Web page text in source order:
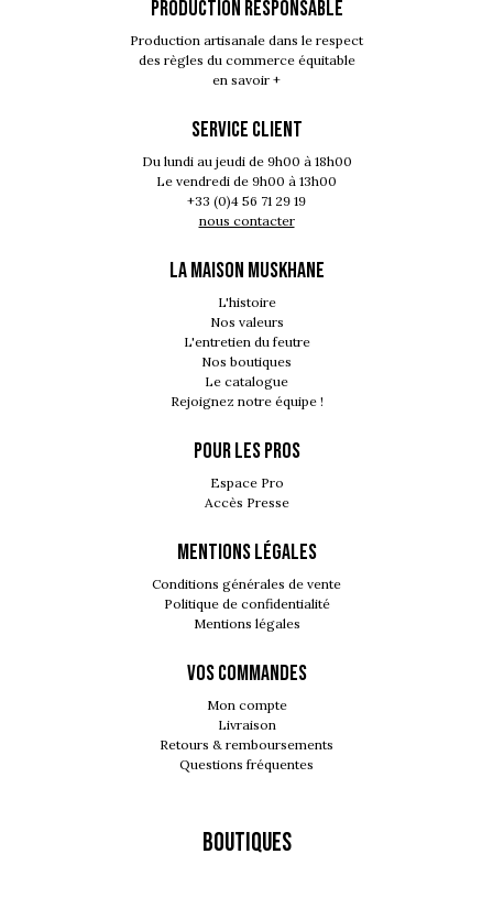
PRODUCTION RESPONSABLE
Production artisanale dans le respect
des règles du commerce équitable
en savoir +
SERVICE CLIENT
Du lundi au jeudi de 9h00 à 18h00
Le vendredi de 9h00 à 13h00
+33 (0)4 56 71 29 19
nous contacter
LA MAISON MUSKHANE
L'histoire
Nos valeurs
L'entretien du feutre
Nos boutiques
Le catalogue
Rejoignez notre équipe !
POUR LES PROS
Espace Pro
Accès Presse
MENTIONS LÉGALES
Conditions générales de vente
Politique de confidentialité
Mentions légales
VOS COMMANDES
Mon compte
Livraison
Retours & remboursements
Questions fréquentes
Boutiques